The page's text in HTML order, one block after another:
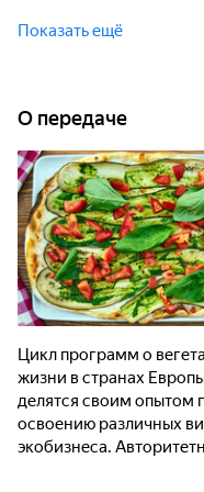
защите прав
рассказывают, как
Показать ещё
О передаче
Цикл программ о
жизни в странах
делятся своим опытом
освоению различных
экобизнеса.